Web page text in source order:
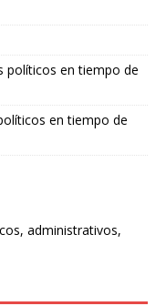
políticos en tiempo de
en tiempo de
administrativos,